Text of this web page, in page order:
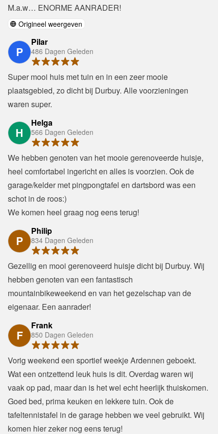
M.a.w… ENORME AANRADER!
Origineel weergeven
P
Pilar
486 Dagen Geleden
Super mooi huis met tuin en in een zeer mooie
plaatsgebied, zo dicht bij Durbuy. Alle voorzieningen
waren super.
H
Helga
566 Dagen Geleden
We hebben genoten van het mooie gerenoveerde huisje,
heel comfortabel ingericht en alles is voorzien. Ook de
garage/kelder met pingpongtafel en dartsbord was een
schot in de roos:)
We komen heel graag nog eens terug!
P
Philip
834 Dagen Geleden
Gezellig en mooi gerenoveerd huisje dicht bij Durbuy. Wij
hebben genoten van een fantastisch
mountainbikeweekend en van het gezelschap van de
eigenaar. Een aanrader!
F
Frank
850 Dagen Geleden
Vorig weekend een sportief weekje Ardennen geboekt.
Wat een ontzettend leuk huis is dit. Overdag waren wij
vaak op pad, maar dan is het wel echt heerlijk thuiskomen.
Goed bed, prima keuken en lekkere tuin. Ook de
tafeltennistafel in de garage hebben we veel gebruikt. Wij
komen hier zeker nog eens terug!